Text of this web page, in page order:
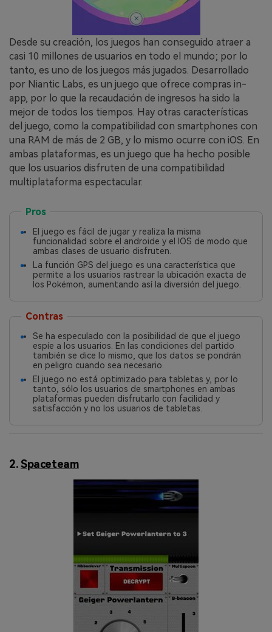
Desde su creación, los juegos han conseguido atraer a
casi 10 millones de usuarios en todo el mundo; por lo
tanto, es uno de los juegos más jugados. Desarrollado
por Niantic Labs, es un juego que ofrece compras in-
app, por lo que la recaudación de ingresos ha sido la
mejor de todos los tiempos. Hay otras características
del juego, como la compatibilidad con smartphones con
una RAM de más de 2 GB, y lo mismo ocurre con iOS. En
ambas plataformas, es un juego que ha hecho posible
que los usuarios disfruten de una compatibilidad
multiplataforma espectacular.
Pros
El juego es fácil de jugar y realiza la misma
funcionalidad sobre el androide y el IOS de modo que
ambas clases de usuario disfruten.
La función GPS del juego es una característica que
permite a los usuarios rastrear la ubicación exacta de
los Pokémon, aumentando así la diversión del juego.
Contras
Se ha especulado con la posibilidad de que el juego
espíe a los usuarios. En las condiciones del partido
también se dice lo mismo, que los datos se pondrán
en peligro cuando sea necesario.
El juego no está optimizado para tabletas y, por lo
tanto, sólo los usuarios de smartphones en ambas
plataformas pueden disfrutarlo con facilidad y
satisfacción y no los usuarios de tabletas.
2.Spaceteam